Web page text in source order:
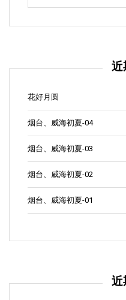
近
花好月圆
烟台、威海初夏-04
烟台、威海初夏-03
烟台、威海初夏-02
烟台、威海初夏-01
近